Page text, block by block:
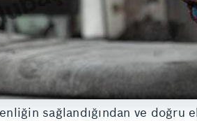
sağlandığından ve